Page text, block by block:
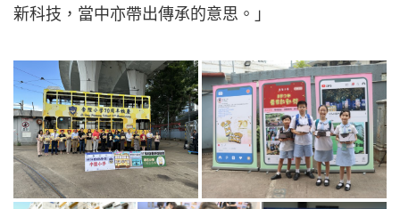
新科技，當中亦帶出傳承的意思。」